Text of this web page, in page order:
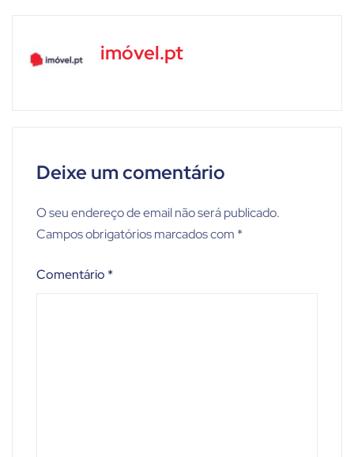
imóvel.pt
Deixe um comentário
O seu endereço de email não será publicado.
Campos obrigatórios marcados com *
Comentário *